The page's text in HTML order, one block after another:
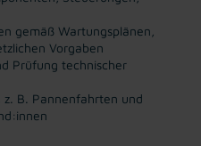
gemäß Wartungsplänen,
Vorgaben
Prüfung technischer
z. B. Pannenfahrten und